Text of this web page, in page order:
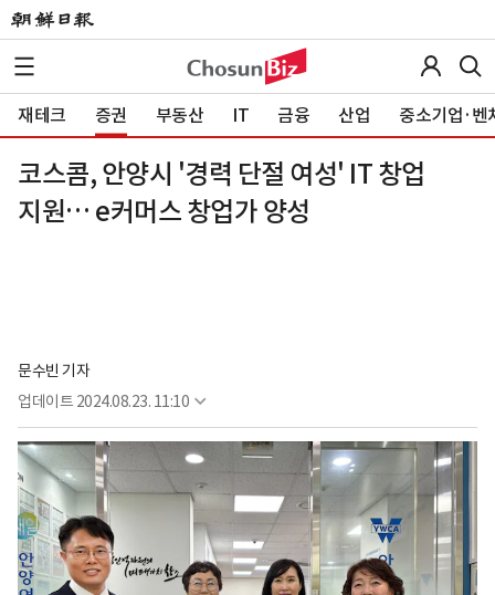
재테크 증권 부동산 IT 금융 산업 중소기업·벤
코스콤, 안양시 '경력 단절 여성' IT 창업
지원… e커머스 창업가 양성
문수빈 기자
업데이트 2024.08.23. 11:10